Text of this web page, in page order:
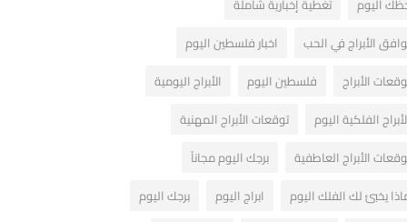
اليوم
تغطية إخبارية شاملة
الأبراج في الحب
اخبار فلسطين اليوم
الأبراج
فلسطين اليوم
الأبراج اليومية
الفلكية اليوم
توقعات الأبراج المهنية
الأبراج العاطفية
برجك اليوم مجاناً
يخبئ لك الفلك اليوم
ابراج اليوم
برجك اليوم